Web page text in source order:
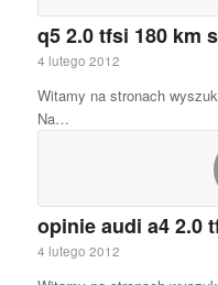
q5 2.0 tfsi 180 km
4 lutego 2012
Witamy na stronach
Na…
opinie audi a4 2.0
4 lutego 2012